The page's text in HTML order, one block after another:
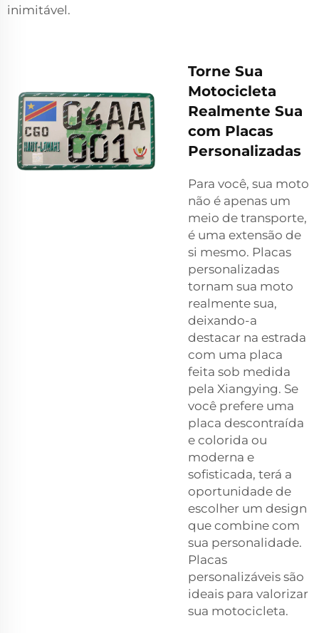
inimitável.
Torne Sua
Motocicleta
Realmente Sua
com Placas
Personalizadas
Para você, sua moto
não é apenas um
meio de transporte,
é uma extensão de
si mesmo. Placas
personalizadas
tornam sua moto
realmente sua,
deixando-a
destacar na estrada
com uma placa
feita sob medida
pela Xiangying. Se
você prefere uma
placa descontraída
e colorida ou
moderna e
sofisticada, terá a
oportunidade de
escolher um design
que combine com
sua personalidade.
Placas
personalizáveis são
ideais para valorizar
sua motocicleta.